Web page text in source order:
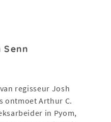
regisseur Josh
ontmoet Arthur C.
in Pyom,